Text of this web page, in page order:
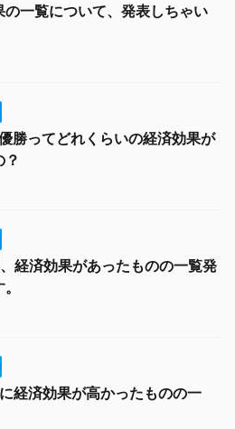
の一覧について、発表しちゃい
勝ってどれくらいの経済効果が
？
経済効果があったものの一覧発
経済効果が高かったものの一